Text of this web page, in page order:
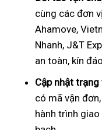
cùng các đơn
Ahamove,
Nhanh, J&T
an toàn, kín
Cập nhật
có mã vận
hành trình